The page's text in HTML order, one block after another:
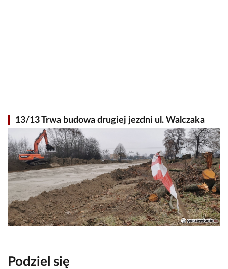
13/13 Trwa budowa drugiej jezdni ul. Walczaka
Podziel się